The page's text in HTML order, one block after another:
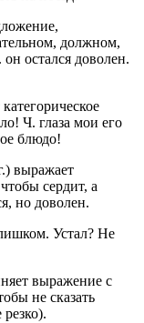
должном,
остался доволен.
Ч. глаза мои его
блюдо!
) выражает
сердит, а
но доволен.
Устал? Не
выражение с
не сказать